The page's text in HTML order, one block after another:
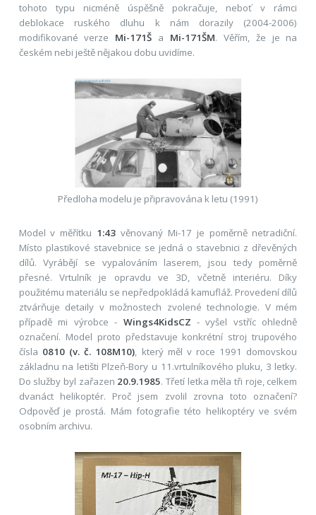
tohoto typu nicméně úspěšně pokračuje, neboť v rámci
deblokace ruského dluhu k nám dorazily (2004-2006)
modifikované verze Mi-171Š a Mi-171ŠM. Věřím, že je na
českém nebi ještě nějakou dobu uvidíme.
Předloha modelu je připravována k letu (1991)
Model v měřítku 1:43 věnovaný Mi-17 je poměrně netradiční.
Místo plastikové stavebnice se jedná o stavebnici z dřevěných
dílů. Vyrábějí se vypalováním laserem, jsou tedy poměrně
přesné. Vrtulník je opravdu ve 3D, včetně interiéru. Díky
použitému materiálu se nepředpokládá kamufláž. Provedení dílů
ztvárňuje detaily v možnostech zvolené technologie. V mém
případě mi výrobce - Wings4KidsCZ - vyšel vstříc ohledně
označení. Model proto představuje konkrétní stroj trupového
čísla 0810 (v. č. 108M10), který měl v roce 1991 domovskou
základnu na letišti Plzeň-Bory u 11.vrtulníkového pluku, 3 letky.
Do služby byl zařazen 20.9.1985. Třetí letka měla tři roje, celkem
dvanáct helikoptér. Proč jsem zvolil zrovna toto označení?
Odpověď je prostá. Mám fotografie této helikoptéry ve svém
osobním archivu.